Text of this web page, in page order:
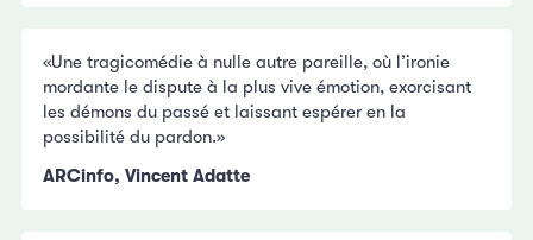
«Une tragicomédie à nulle autre pareille, où l’ironie
mordante le dispute à la plus vive émotion, exorcisant
les démons du passé et laissant espérer en la
possibilité du pardon.»
ARCinfo, Vincent Adatte